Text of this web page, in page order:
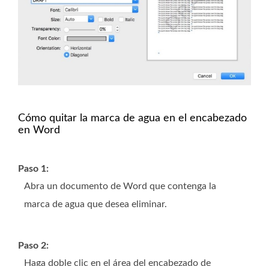
Cómo quitar la marca de agua en el encabezado
en Word
Paso 1:
Abra un documento de Word que contenga la
marca de agua que desea eliminar.
Paso 2:
Haga doble clic en el área del encabezado de